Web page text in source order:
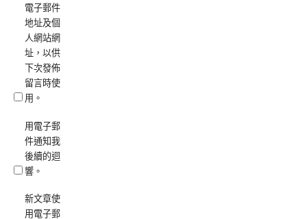
電子郵件
地址及個
人網站網
址，以供
下次發佈
留言時使
用。
用電子郵
件通知我
後續的迴
響。
新文章使
用電子郵